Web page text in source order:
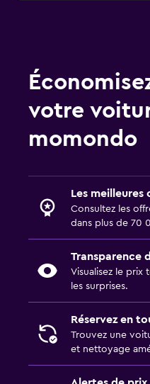
votre
momondo
Les meilleures
Consultez les
dans plus de 70
Transparence
Visualisez le prix
les surprises.
Réservez en
Trouvez une
et nettoyage